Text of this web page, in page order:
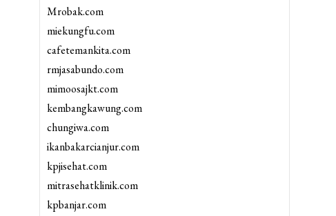
Mrobak.com
miekungfu.com
cafetemankita.com
rmjasabundo.com
mimoosajkt.com
kembangkawung.com
chungiwa.com
ikanbakarcianjur.com
kpjisehat.com
mitrasehatklinik.com
kpbanjar.com